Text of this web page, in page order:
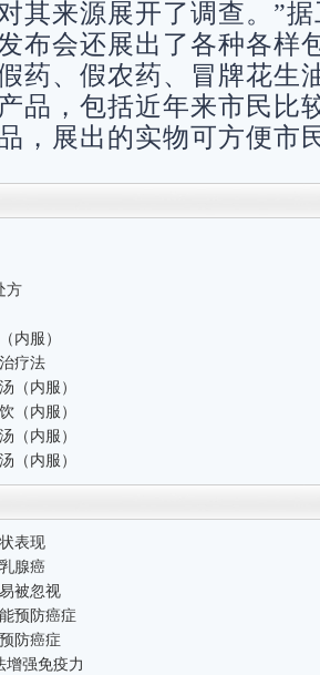
其来源展开了调查。”
布会还展出了各种各样
药、假农药、冒牌花生
品，包括近年来市民比
，展出的实物可方便市
方
内服）
疗法
（内服）
（内服）
（内服）
（内服）
表现
腺癌
被忽视
预防癌症
防癌症
增强免疫力